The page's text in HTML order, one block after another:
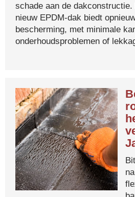
schade aan de
nieuw EPDM-dak biedt
bescherming, met minimale
onderhoudsproblemen of